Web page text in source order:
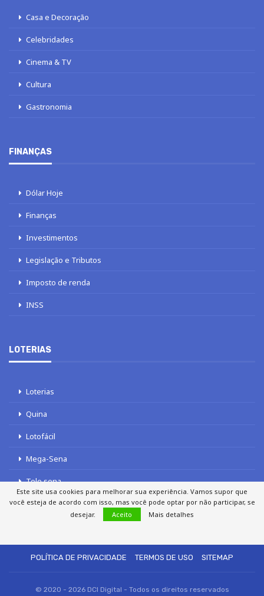
Casa e Decoração
Celebridades
Cinema & TV
Cultura
Gastronomia
FINANÇAS
Dólar Hoje
Finanças
Investimentos
Legislação e Tributos
Imposto de renda
INSS
LOTERIAS
Loterias
Quina
Lotofácil
Mega-Sena
Tele sena
POLÍTICA DE PRIVACIDADE
TERMOS DE USO SITEMAP
© 2020 - 2026 DCI Digital - Todos os direitos reservados
Este site usa cookies para melhorar sua experiência. Vamos supor que
você esteja de acordo com isso, mas você pode optar por não participar, se
desejar.
Aceito Mais detalhes